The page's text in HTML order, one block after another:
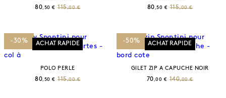
80,50 € 115,00 € 80 ,50 € 115,00 €
-30% ACHAT RAPIDE
POLO PERLE
80,50 € 115,00 €
-50% ACHAT RAPIDE
GILET ZIP A CAPUCHE NOIR
70 ,00 € 140,00 €